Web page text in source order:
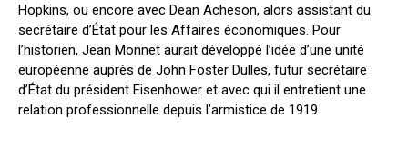
Hopkins, ou encore avec Dean Acheson, alors assistant du
secrétaire d’État pour les Affaires économiques. Pour
l’historien, Jean Monnet aurait développé l’idée d’une unité
européenne auprès de John Foster Dulles, futur secrétaire
d’État du président Eisenhower et avec qui il entretient une
relation professionnelle depuis l’armistice de 1919.